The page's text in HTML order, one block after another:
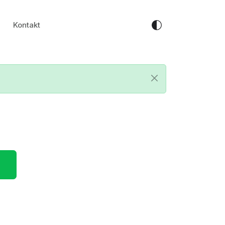
Kontakt